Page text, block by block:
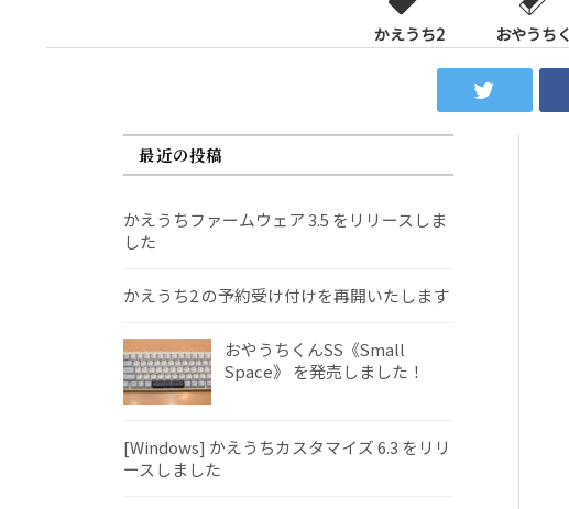
かえうち2 おやうち
最近の投稿
かえうちファームウェア 3.5 をリリースしま
した
かえうち2 の予約受け付けを再開いたします
おやうちくんSS《Small
Space》 を発売しました！
[Windows] かえうちカスタマイズ 6.3 をリリ
ースしました